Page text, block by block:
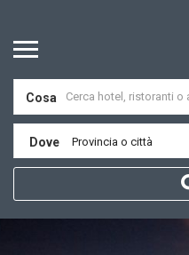
Cosa
Dove Provincia o città